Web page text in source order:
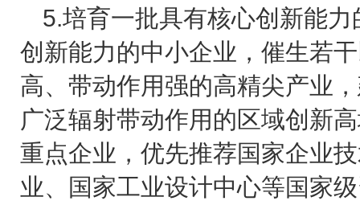
5.培育一批具有核心创新能
创新能力的中小企业，催生若
高、带动作用强的高精尖产业
广泛辐射带动作用的区域创新
重点企业，优先推荐国家企业
业、国家工业设计中心等国家